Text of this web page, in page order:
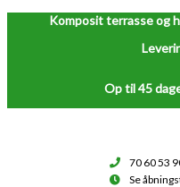
Komposit terrasse og
Op til 45
70 60 53
Se